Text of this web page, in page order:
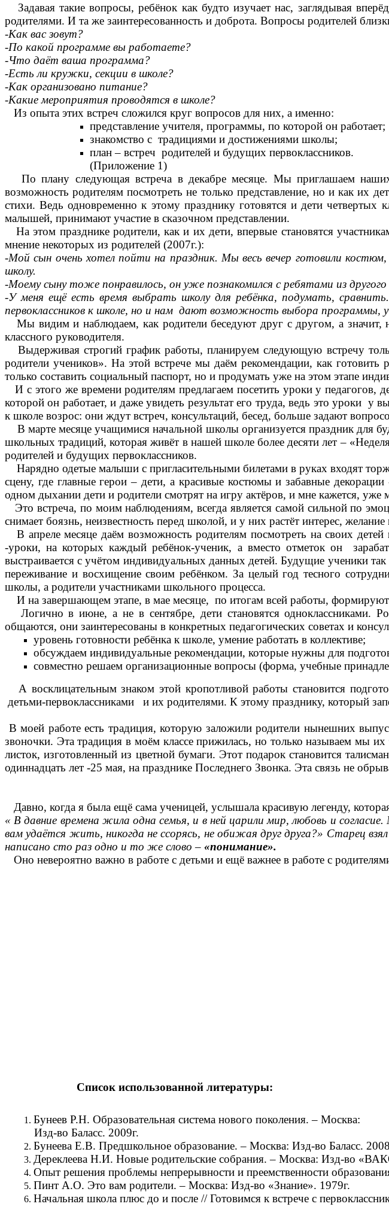
Задавая такие вопросы, ребёнок как будто изучает нас, заглядывая
родителями. И та же заинтересованность и доброта. Вопросы родителей
-Как вас зовут?
-По какой программе вы работаете?
-Что даёт ваша программа?
-Есть ли кружки, секции в школе?
-Как организовано питание?
-Какие мероприятия проводятся в школе?
Из опыта этих встреч сложился круг вопросов для них, а именно:
представление учителя, программы, по которой он работает;
знакомство с традициями и достижениями школы;
план – встреч родителей и будущих первоклассников.
(Приложение 1)
По плану следующая встреча в декабре месяце. Мы приглашаем
возможность родителям посмотреть не только представление, но и как их
стихи. Ведь одновременно к этому празднику готовятся и дети четвертых
малышей, принимают участие в сказочном представлении.
На этом празднике родители, как и их дети, впервые становятся
мнение некоторых из родителей (2007г.):
-Мой сын очень хотел пойти на праздник. Мы весь вечер готовили
школу.
-Моему сыну тоже понравилось, он уже познакомился с ребятами из другого
-У меня ещё есть время выбрать школу для ребёнка, подумать,
первоклассников к школе, но и нам дают возможность выбора программы,
Мы видим и наблюдаем, как родители беседуют друг с другом, а значит,
классного руководителя.
Выдерживая строгий график работы, планируем следующую встречу
родители учеников». На этой встрече мы даём рекомендации, как
только составить социальный паспорт, но и продумать уже на этом этапе
И с этого же времени родителям предлагаем посетить уроки у
которой он работает, и даже увидеть результат его труда, ведь это уроки
к школе возрос: они ждут встреч, консультаций, бесед, больше задают
В марте месяце учащимися начальной школы организуется праздник для
школьных традиций, которая живёт в нашей школе более десяти лет –
родителей и будущих первоклассников.
Нарядно одетые малыши с пригласительными билетами в руках входят
сцену, где главные герои – дети, а красивые костюмы и забавные
одном дыхании дети и родители смотрят на игру актёров, и мне кажется,
Это встреча, по моим наблюдениям, всегда является самой сильной по
снимает боязнь, неизвестность перед школой, и у них растёт интерес, желание
В апреле месяце даём возможность родителям посмотреть на своих
-уроки, на которых каждый ребёнок-ученик, а вместо отметок он
выстраивается с учётом индивидуальных данных детей. Будущие ученики
переживание и восхищение своим ребёнком. За целый год тесного
школы, а родители участниками школьного процесса.
И на завершающем этапе, в мае месяце, по итогам всей работы,
Логично в июне, а не в сентябре, дети становятся одноклассниками.
общаются, они заинтересованы в конкретных педагогических советах и
уровень готовности ребёнка к школе, умение работать в коллективе;
обсуждаем индивидуальные рекомендации, которые нужны для
совместно решаем организационные вопросы (форма, учебные
А восклицательным знаком этой кропотливой работы становится
детьми-первоклассниками и их родителями. К этому празднику,
В моей работе есть традиция, которую заложили родители нынешних
звоночки. Эта традиция в моём классе прижилась, но только называем мы
листок, изготовленный из цветной бумаги. Этот подарок становится
одиннадцать лет -25 мая, на празднике Последнего Звонка. Эта связь не
Давно, когда я была ещё сама ученицей, услышала красивую легенду,
« В давние времена жила одна семья, и в ней царили мир, любовь и
вам удаётся жить, никогда не ссорясь, не обижая друг друга?» Старец
написано сто раз одно и то же слово – «понимание».
Оно невероятно важно в работе с детьми и ещё важнее в работе с
Список использованной литературы:
Бунеев Р.Н. Образовательная система нового поколения. – Москва:
Изд-во Баласс. 2009г.
Бунеева Е.В. Предшкольное образование. – Москва: Изд-во Баласс.
Дереклеева Н.И. Новые родительские собрания. – Москва: Изд-во
Опыт решения проблемы непрерывности и преемственности
Пинт А.О. Это вам родители. – Москва: Изд-во «Знание». 1979г.
Начальная школа плюс до и после // Готовимся к встрече с